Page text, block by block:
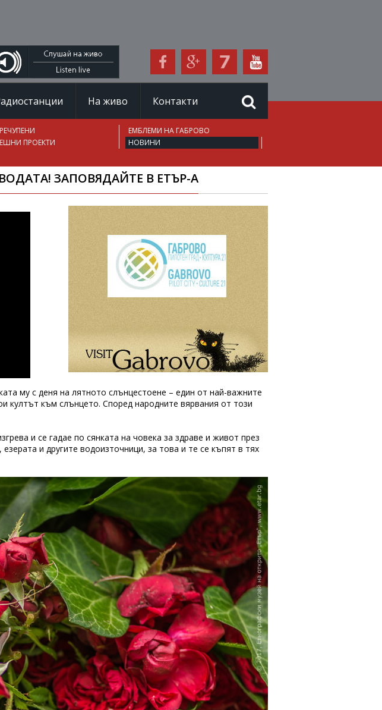
На живо Контакти
ЕМБЛЕМИ НА ГАБРОВО
ПРОЕКТИ
НОВИНИ
ЗАПОВЯДАЙТЕ В ЕТЪР-А
му с деня на лятното слънцестоене – един от най-важните
култът към слънцето. Според народните вярвания от този
и се гадае по сянката на човека за здраве и живот през
и другите водоизточници, за това и те се къпят в тях